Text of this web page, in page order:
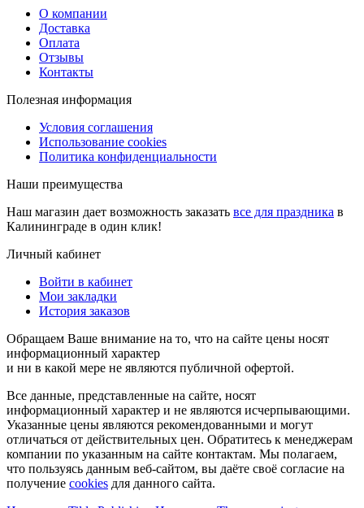
О компании
Доставка
Оплата
Отзывы
Контакты
Полезная информация
Условия соглашения
Использование cookies
Политика конфиденциальности
Наши преимущества
Наш магазин дает возможность заказать все для праздника в
Калининграде в один клик!
Личный кабинет
Войти в кабинет
Мои закладки
История заказов
Обращаем Ваше внимание на то, что на сайте цены носят
информационный характер
и ни в какой мере не являются публичной офертой.
Все данные, представленные на сайте, носят
информационный характер и не являются исчерпывающими.
Указанные цены являются рекомендованными и могут
отличаться от действительных цен. Обратитесь к менеджерам
компании по указанным на сайте контактам. Мы полагаем,
что пользуясь данным веб-сайтом, вы даёте своё согласие на
получение cookies для данного сайта.